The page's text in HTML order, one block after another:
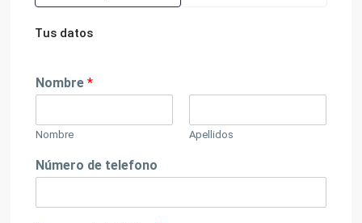
Tus datos
Nombre*
Nombre Apellidos
Número de telefono